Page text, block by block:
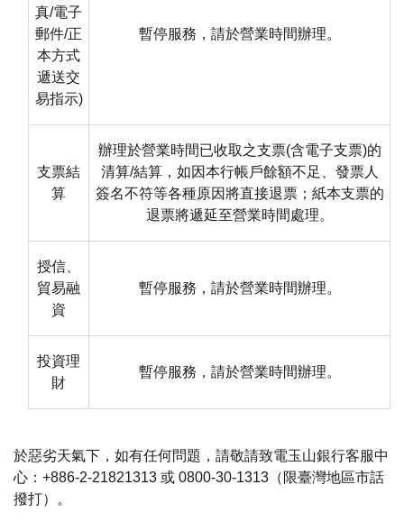
真/電子
郵件/正
本方式
遞送交
易指示)
暫停服務，請於營業時間辦理。
支票結
算
辦理於營業時間已收取之支票(含電子支票)的
清算/結算，如因本行帳戶餘額不足、發票人
簽名不符等各種原因將直接退票；紙本支票的
退票將遞延至營業時間處理。
授信、
貿易融
資
暫停服務，請於營業時間辦理。
投資理
財
暫停服務，請於營業時間辦理。
於惡劣天氣下，如有任何問題，請敬請致電玉山銀行客服中
心：+886-2-21821313 或 0800-30-1313（限臺灣地區市話
撥打）。